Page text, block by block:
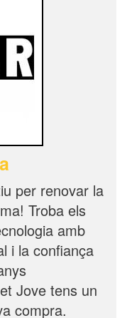
per renovar la
Troba els
amb
i la confiança
Jove tens un
compra.